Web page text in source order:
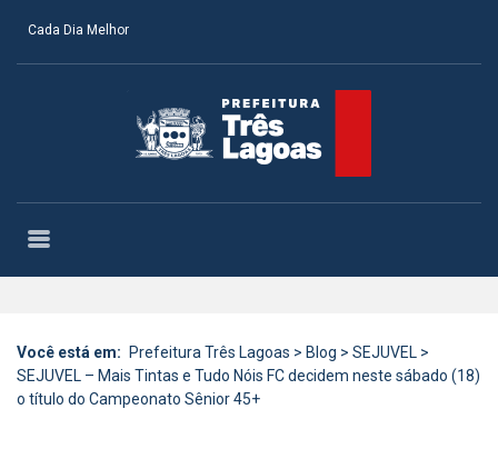
Cada Dia Melhor
Você está em: Prefeitura Três Lagoas > Blog > SEJUVEL >
SEJUVEL – Mais Tintas e Tudo Nóis FC decidem neste sábado (18)
o título do Campeonato Sênior 45+